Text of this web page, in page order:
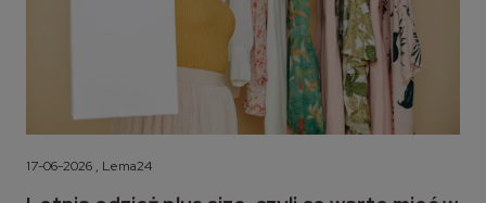
17-06-2026 , Lema24